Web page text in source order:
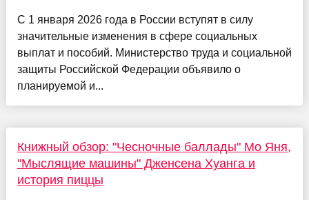
С 1 января 2026 года в России вступят в силу
значительные изменения в сфере социальных
выплат и пособий. Министерство труда и социальной
защиты Российской Федерации объявило о
планируемой и...
Книжный обзор: "Чесночные баллады" Мо Яня,
"Мыслящие машины" Дженсена Хуанга и
история пиццы